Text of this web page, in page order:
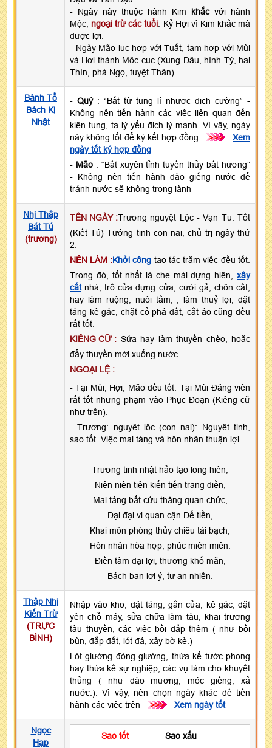
- Ngày này thuộc hành Kim khắcvới hành
Mộc, ngoại trừ các tuổi: Kỷ Hợi vì Kim khắc mà
được lợi.
- Ngày Mão lục hợp với Tuất, tam hợp với Mùi
và Hợi thành Mộc cục (Xung Dậu, hình Tý, hại
Thìn, phá Ngọ, tuyệt Thân)
Bành Tổ
Bách Kị
Nhật
- Quý: “Bất từ tụng lí nhược địch cường” -
Không nên tiến hành các việc liên quan đến
kiện tụng, ta lý yếu địch lý mạnh. Vì vậy, ngày
này không tốt để ký kết hợp đồng
>>>
Xem
ngày tốt ký hợp đồng
- Mão: “Bất xuyên tỉnh tuyền thủy bất hương”
- Không nên tiến hành đào giếng nước để
tránh nước sẽ không trong lành
Nhị Thập
Bát Tú
(trương)
TÊN NGÀY :Trương nguyệt Lộc - Vạn Tu: Tốt
(Kiết Tú) Tướng tinh con nai, chủ trị ngày thứ
2.
NÊN LÀM :Khởi công tạo tác trăm việc đều tốt.
Trong đó, tốt nhất là che mái dựng hiên, xây
cấtnhà, trổ cửa dựng cửa, cưới gả, chôn cất,
hay làm ruộng, nuôi tằm, , làm thuỷ lợi, đặt
táng kê gác, chặt cỏ phá đất, cắt áo cũng đều
rất tốt.
KIÊNG CỮ : Sửa hay làm thuyền chèo, hoặc
đẩy thuyền mới xuống nước.
NGOẠI LỆ :
- Tại Mùi, Hợi, Mão đều tốt. Tại Mùi Đăng viên
rất tốt nhưng phạm vào Phục Đoạn (Kiêng cữ
như trên).
- Trương: nguyệt lộc (con nai): Nguyệt tinh,
sao tốt. Việc mai táng và hôn nhân thuận lợi.
Trương tinh nhật hảo tạo long hiên,
Niên niên tiện kiến tiến trang điền,
Mai táng bất cửu thăng quan chức,
Đại đại vi quan cận Đế tiền,
Khai môn phóng thủy chiêu tài bạch,
Hôn nhân hòa hợp, phúc miên miên.
Điền tàm đại lợi, thương khố mãn,
Bách ban lợi ý, tự an nhiên.
Thập Nhị
Kiến Trừ
(TRỰC
BÌNH)
Nhập vào kho, đặt táng, gắn cửa, kê gác, đặt
yên chỗ máy, sửa chữa làm tàu, khai trương
tàu thuyền, các việc bồi đắp thêm ( như bồi
bùn, đắp đất, lót đá, xây bờ kè.)
Lót giường đóng giường, thừa kế tước phong
hay thừa kế sự nghiệp, các vụ làm cho khuyết
thủng ( như đào mương, móc giếng, xả
nước.). Vì vậy, nên chọn ngày khác để tiến
hành các việc trên
>>> Xem ngày tốt
Ngọc
Hạp
Sao tốt Sao xấu